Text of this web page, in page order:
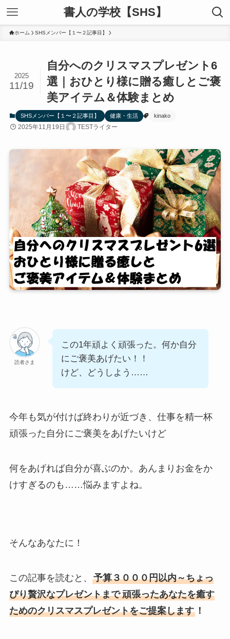
書人の学校【SHS】
ホーム SHSメンバー【１〜２記事目】
自分へのクリスマスプレゼント6
選｜おひとり様に贈る癒しとご褒
美アイテム＆体験まとめ
2025
11/19
SHSメンバー【１〜２記事目】 健康・生活 kinako
2025年11月19日 TESTライター
読者さま
この1年頑よく頑張った。何か自分
にご褒美あげたい！！
けど、どうしよう……
今年も気が付けば終わりが近づき、仕事を精一杯
頑張った自分にご褒美をあげたいけど
何をあげれば自分が喜ぶのか。あんまりお金をか
けすぎるのも……悩みますよね。
そんなあなたに！
この記事を読むと、 予算３０００円以内～ちょっ
ぴり贅沢なプレゼントまで 頑張ったあなたを癒す
ためのクリスマスプレゼントをご提案します！